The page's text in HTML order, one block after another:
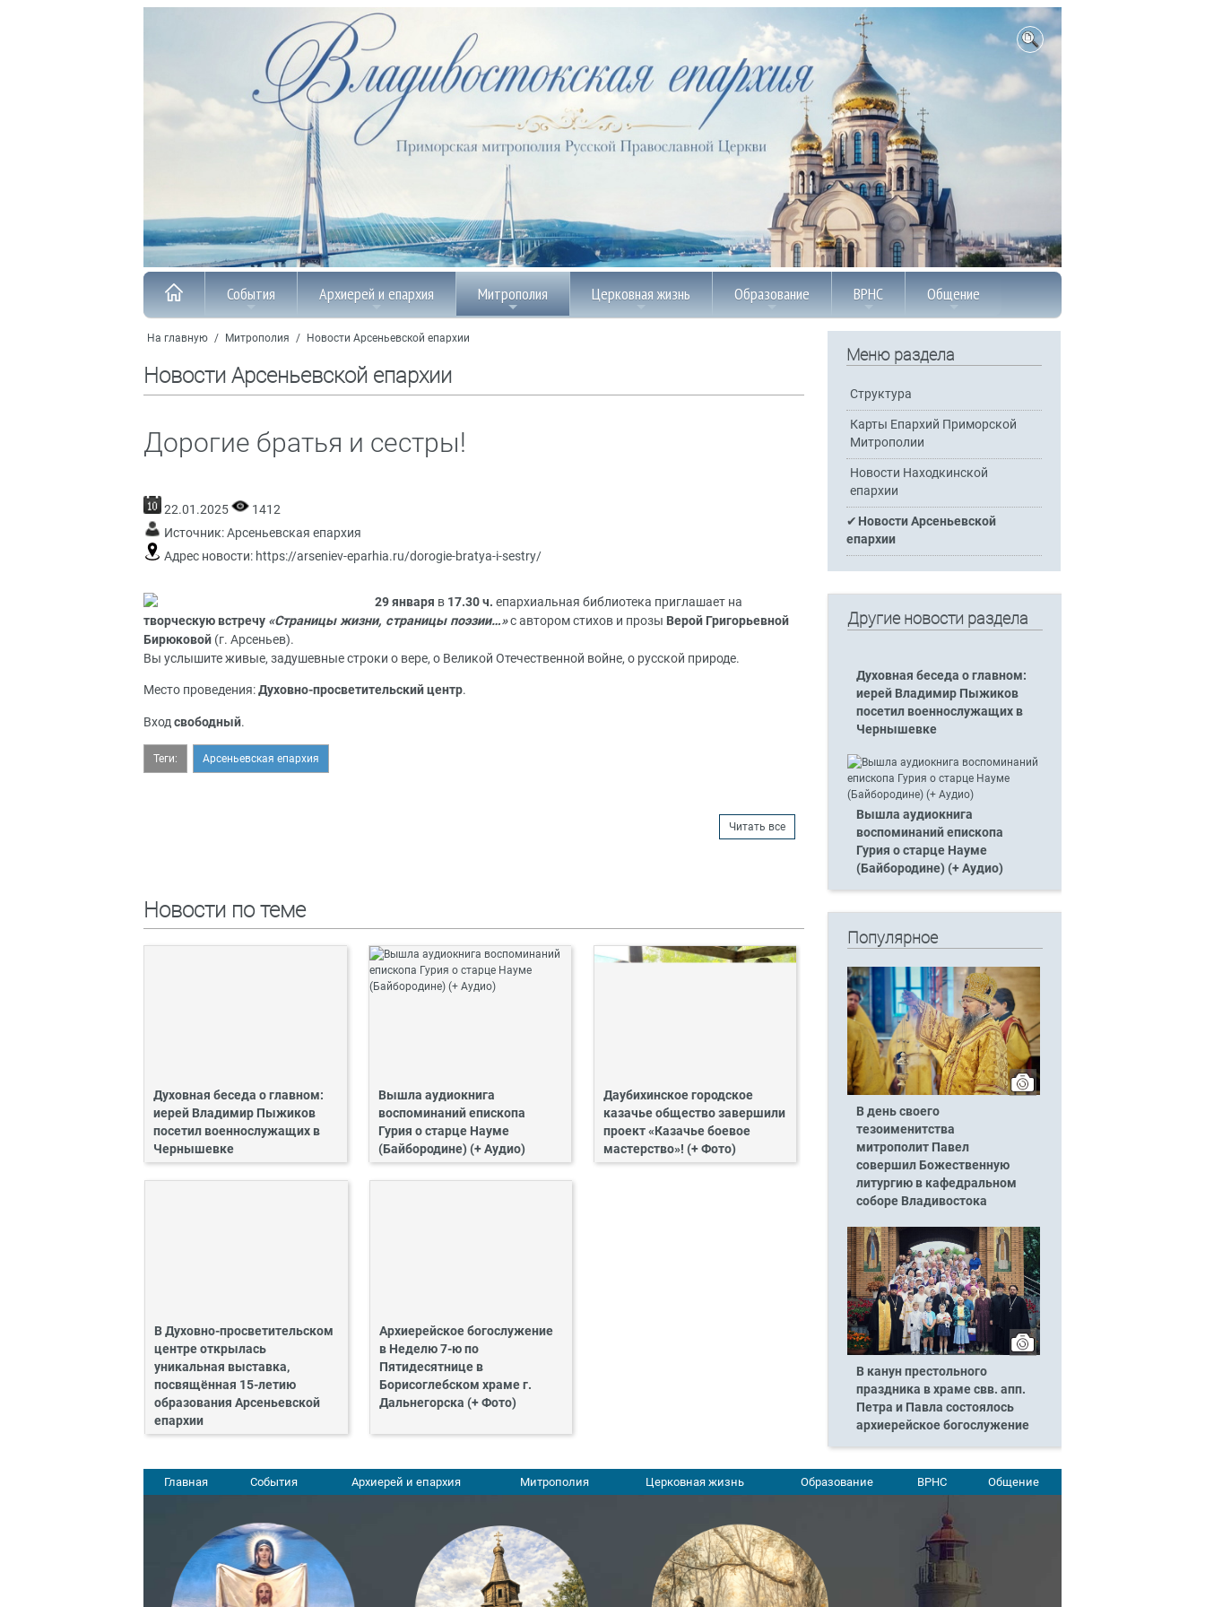
События Архиерей и епархия Митрополия Церковная жизнь Образование ВРНС Общение
На главную / Митрополия / Новости Арсеньевской епархии
Новости Арсеньевской епархии
Дорогие братья и сестры!
22.01.2025
1412
Источник:Арсеньевская епархия
Адрес новости: https://arseniev-eparhia.ru/dorogie-bratya-i-sestry/
29 января в 17.30 ч. епархиальная библиотека приглашает на
творческую встречу «Страницы жизни, страницы поэзии…»с автором стихов и прозы Верой Григорьевной
Бирюковой (г. Арсеньев).
Вы услышите живые, задушевные строки о вере, о Великой Отечественной войне, о русской природе.
Место проведения:Духовно-просветительский центр.
Входсвободный.
Теги: Арсеньевская епархия
Читать все
Новости по теме
Духовная беседа о главном:
иерей Владимир Пыжиков
посетил военнослужащих в
Чернышевке
Вышла аудиокнига
воспоминаний епископа
Гурия о старце Науме
(Байбородине) (+ Аудио)
Даубихинское городское
казачье общество завершили
проект «Казачье боевое
мастерство»! (+ Фото)
В Духовно-просветительском
центре открылась
уникальная выставка,
посвящённая 15-летию
образования Арсеньевской
епархии
Архиерейское богослужение
в Неделю 7-ю по
Пятидесятнице в
Борисоглебском храме г.
Дальнегорска (+ Фото)
Меню раздела
Структура
Карты Епархий Приморской
Митрополии
Новости Находкинской
епархии
Новости Арсеньевской
епархии
Другие новости раздела
Духовная беседа о главном:
иерей Владимир Пыжиков
посетил военнослужащих в
Чернышевке
Вышла аудиокнига
воспоминаний епископа
Гурия о старце Науме
(Байбородине) (+ Аудио)
Популярное
В день своего
тезоименитства
митрополит Павел
совершил Божественную
литургию в кафедральном
соборе Владивостока
В канун престольного
праздника в храме свв. апп.
Петра и Павла состоялось
архиерейское богослужение
Главная События Архиерей и епархия Митрополия Церковная жизнь Образование ВРНС Общение